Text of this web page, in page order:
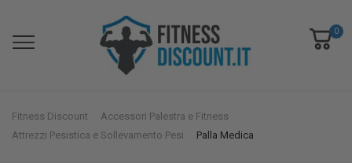
0
Fitness Discount
Accessori Palestra e Fitness
Attrezzi Pesistica e Sollevamento Pesi
Palla Medica